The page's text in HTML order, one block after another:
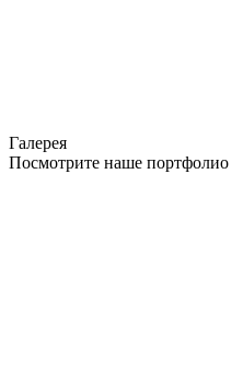
Галерея
Посмотрите наше портфолио